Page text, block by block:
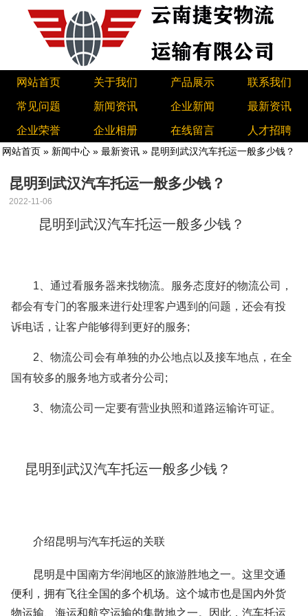
网站首页 关于我们 产品展示 联系我们
常见问题 新闻资讯 企业新闻 最新资讯
企业荣誉 企业相册 在线留言 人才招聘
网站首页 » 新闻中心 » 最新资讯 » 昆明到武汉汽车托运一般多少钱？
昆明到武汉汽车托运一般多少钱？
2022-11-06
昆明到武汉汽车托运一般多少钱？
1、通过看服务器来找物流。服务态度好的物流公司，
都会有专门的客服来进行处理客户遇到的问题，还会有投
诉电话，让客户能够得到更好的服务;
2、物流公司会有单独的办公地点以及接车地点，在全
国有较多的服务地方或者分公司;
3、物流公司一定要有营业执照和道路运输许可证。
昆明到武汉汽车托运一般多少钱？
介绍昆明与汽车托运的关联
昆明是中国南方华润地区的旅游胜地之一。这里交通
便利，拥有飞往全国的多个机场。这个城市也是国内外货
物运输、海运和航空运输的集散地之一。因此，汽车托运